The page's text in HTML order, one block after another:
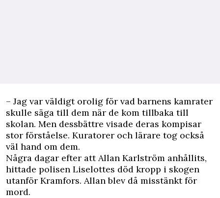
– Jag var väldigt orolig för vad barnens kamrater
skulle säga till dem när de kom tillbaka till
skolan. Men dessbättre visade deras kompisar
stor förståelse. Kuratorer och lärare tog också
väl hand om dem.
Några dagar efter att Allan Karlström anhållits,
hittade polisen Liselottes död kropp i skogen
utanför Kramfors. Allan blev då misstänkt för
mord.